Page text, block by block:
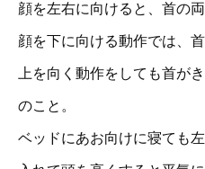
顔を左右に向けると、首の
顔を下に向ける動作では、
上を向く動作をしても首が
のこと。
ベッドにあお向けに寝ても